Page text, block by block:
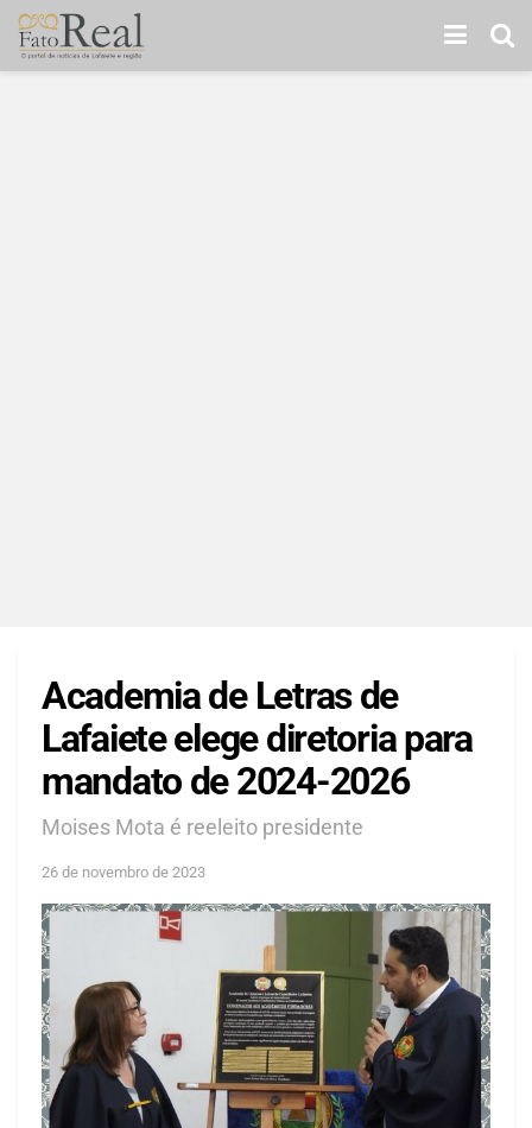
Academia de Letras de
Lafaiete elege diretoria para
mandato de 2024-2026
Moises Mota é reeleito presidente
26 de novembro de 2023